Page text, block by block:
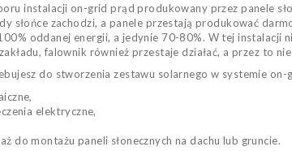
instalacji on-grid prąd produkowany przez panele
słońce zachodzi, a panele przestają produkować
oddanej energii, a jedynie 70-80%. W tej
falownik również przestaje działać, a przez to
do stworzenia zestawu solarnego w systemie on-
elektryczne,
do montażu paneli słonecznych na dachu lub gruncie.